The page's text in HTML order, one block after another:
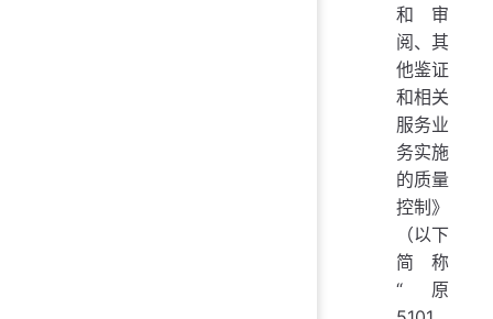
和审
阅、其
他鉴证
和相关
服务业
务实施
的质量
控制》
（以下
简称
“原